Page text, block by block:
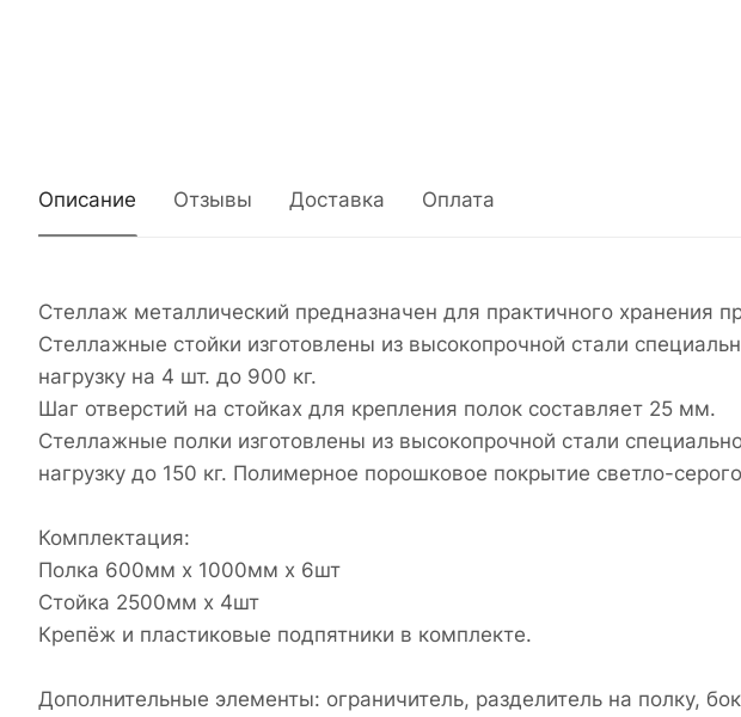
Описание Отзывы Доставка Оплата
Стеллаж металлический предназначен для практичного хранения
Стеллажные стойки изготовлены из высокопрочной стали
нагрузку на 4 шт. до 900 кг.
Шаг отверстий на стойках для крепления полок составляет 25 мм.
Стеллажные полки изготовлены из высокопрочной стали
нагрузку до 150 кг. Полимерное порошковое покрытие светло-
Комплектация:
Полка 600мм х 1000мм x 6шт
Стойка 2500мм x 4шт
Крепёж и пластиковые подпятники в комплекте.
Дополнительные элементы: ограничитель, разделитель на полку,